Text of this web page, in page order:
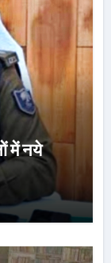
में नये